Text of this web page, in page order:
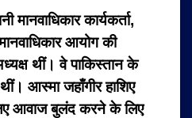
मानवाधिकार कार्यकर्ता,
आयोग की
थीं। वे पाकिस्तान के
आस्मा जहाँगीर हाशिए
आवाज बुलंद करने के लिए